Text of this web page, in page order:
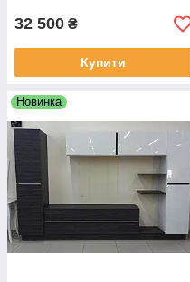
32 500 ₴
Купити
Новинка